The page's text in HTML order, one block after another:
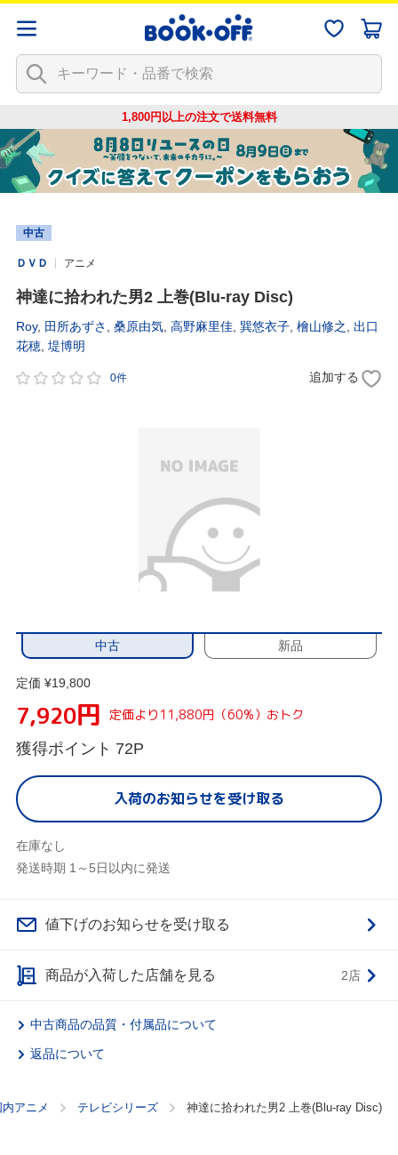
1,800円以上の注文で送料無料
中古
ＤＶＤ アニメ
神達に拾われた男2 上巻(Blu-ray Disc)
Roy, 田所あずさ 桑原由気 高野麻里佳 巽悠衣子 檜山修之
出口
花穂 堤博明
0件 追加する
中古 新品
定価 ¥19,800
7,920円 定価より11,880円（60%）おトク
獲得ポイント 72P
入荷のお知らせを受け取る
在庫なし
発送時期 1～5日以内に発送
値下げのお知らせを受け取る
商品が入荷した店舗を見る 2店
中古商品の品質・付属品について
返品について
内アニメ テレビシリーズ 神達に拾われた男2 上巻(Blu-ray Disc)